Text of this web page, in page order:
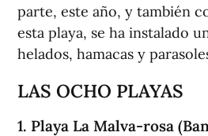
parte, este año, y también
esta playa, se ha instalado
helados, hamacas y
LAS OCHO PLAYAS
1. Playa La Malva-rosa